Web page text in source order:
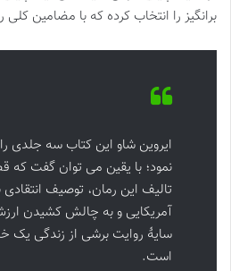
برانگیز را انتخاب کرده که با مضامین
نمود؛ با یقین می توان گفت که
تالیف این رمان، توصیف
آمریکایی و به چالش کشیدن
سایۀ روایت برشی از زندگی یک
است.